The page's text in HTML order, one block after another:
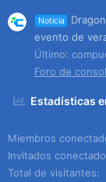
Noticia
evento de
Último:
Foro de
Estadísticas
Miembros
Invitados
Total de visitantes